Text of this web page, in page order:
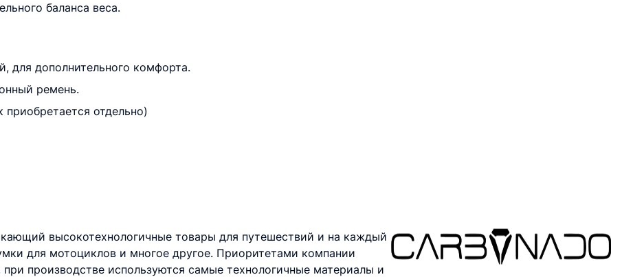
баланса веса.
для дополнительного комфорта.
ремень.
отдельно)
высокотехнологичные товары для путешествий и на каждый
для мотоциклов и многое другое. Приоритетами компании
производстве используются самые технологичные материалы и